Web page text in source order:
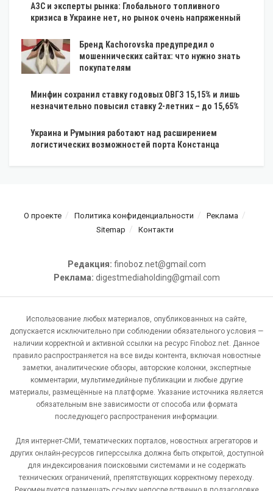
АЗС и эксперты рынка: Глобального топливного
кризиса в Украине нет, но рынок очень напряженный
Бренд Kachorovska предупредил о
мошеннических сайтах: что нужно знать
покупателям
Минфин сохранил ставку годовых ОВГЗ 15,15% и лишь
незначительно повысил ставку 2-летних – до 15,65%
Украина и Румыния работают над расширением
логистических возможностей порта Констанца
О проекте Политика конфиденциальности
Реклама
Sitemap
Контакти
Редакция: finoboz.net@gmail.com
Реклама: digestmediaholding@gmail.com
Использование любых материалов, опубликованных на сайте,
допускается исключительно при соблюдении обязательного условия —
наличии корректной и активной ссылки на ресурс Finoboz.net. Данное
правило распространяется на все виды контента, включая новостные
заметки, аналитические обзоры, авторские колонки, экспертные
комментарии, мультимедийные публикации и любые другие
материалы, размещённые на платформе. Указание источника является
обязательным вне зависимости от способа или формата
последующего распространения информации.
Для интернет-СМИ, тематических порталов, новостных агрегаторов и
других онлайн-ресурсов гиперссылка должна быть открытой, доступной
для индексирования поисковыми системами и не содержать
технических ограничений, препятствующих корректному переходу.